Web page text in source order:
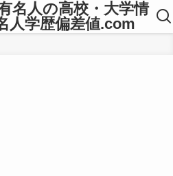
名人の高校・大学情
人学歴偏差値.com